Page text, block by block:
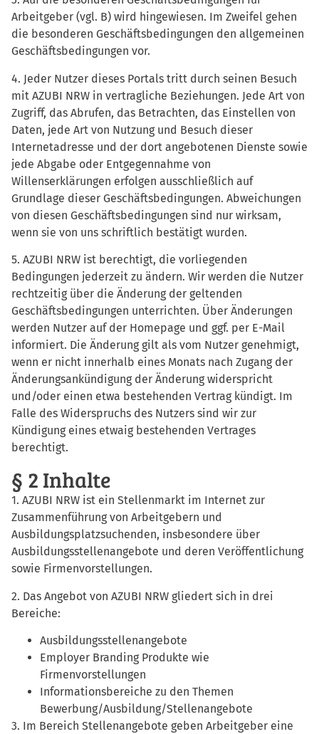
Arbeitgeber (vgl. B) wird hingewiesen. Im Zweifel gehen
die besonderen Geschäftsbedingungen den allgemeinen
Geschäftsbedingungen vor.
4. Jeder Nutzer dieses Portals tritt durch seinen Besuch
mit AZUBI NRW in vertragliche Beziehungen. Jede Art von
Zugriff, das Abrufen, das Betrachten, das Einstellen von
Daten, jede Art von Nutzung und Besuch dieser
Internetadresse und der dort angebotenen Dienste sowie
jede Abgabe oder Entgegennahme von
Willenserklärungen erfolgen ausschließlich auf
Grundlage dieser Geschäftsbedingungen. Abweichungen
von diesen Geschäftsbedingungen sind nur wirksam,
wenn sie von uns schriftlich bestätigt wurden.
5. AZUBI NRW ist berechtigt, die vorliegenden
Bedingungen jederzeit zu ändern. Wir werden die Nutzer
rechtzeitig über die Änderung der geltenden
Geschäftsbedingungen unterrichten. Über Änderungen
werden Nutzer auf der Homepage und ggf. per E-Mail
informiert. Die Änderung gilt als vom Nutzer genehmigt,
wenn er nicht innerhalb eines Monats nach Zugang der
Änderungsankündigung der Änderung widerspricht
und/oder einen etwa bestehenden Vertrag kündigt. Im
Falle des Widerspruchs des Nutzers sind wir zur
Kündigung eines etwaig bestehenden Vertrages
berechtigt.
§ 2 Inhalte
1. AZUBI NRW ist ein Stellenmarkt im Internet zur
Zusammenführung von Arbeitgebern und
Ausbildungsplatzsuchenden, insbesondere über
Ausbildungsstellenangebote und deren Veröffentlichung
sowie Firmenvorstellungen.
2. Das Angebot von AZUBI NRW gliedert sich in drei
Bereiche:
Ausbildungsstellenangebote
Employer Branding Produkte wie
Firmenvorstellungen
Informationsbereiche zu den Themen
Bewerbung/Ausbildung/Stellenangebote
3. Im Bereich Stellenangebote geben Arbeitgeber eine